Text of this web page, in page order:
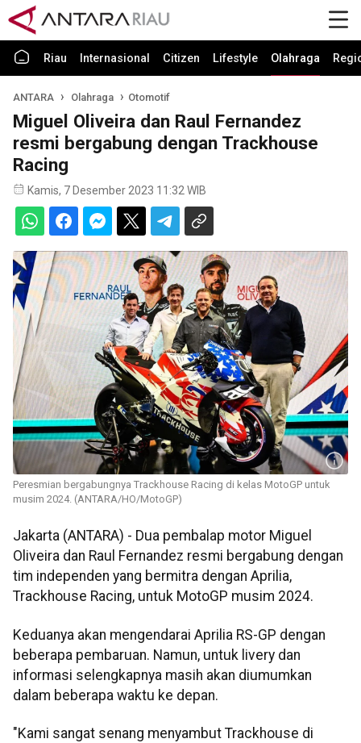
Riau Internasional Citizen Lifestyle Olahraga
ANTARA Olahraga Otomotif
Miguel Oliveira dan Raul Fernandez
resmi bergabung dengan Trackhouse
Racing
Kamis, 7 Desember 2023 11:32 WIB
Peresmian bergabungnya Trackhouse Racing di kelas MotoGP untuk
musim 2024. (ANTARA/HO/MotoGP)
Jakarta (ANTARA) - Dua pembalap motor Miguel
Oliveira dan Raul Fernandez resmi bergabung dengan
tim independen yang bermitra dengan Aprilia,
Trackhouse Racing, untuk MotoGP musim 2024.
Keduanya akan mengendarai Aprilia RS-GP dengan
beberapa pembaruan. Namun, untuk livery dan
informasi selengkapnya masih akan diumumkan
dalam beberapa waktu ke depan.
"Kami sangat senang menyambut Trackhouse di